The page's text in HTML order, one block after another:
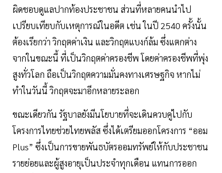
ผิดชอบดูแลปากท้องประชาชน ส่วนที่หลายคนนำไป
เปรียบเทียบกับเหตุการณ์ในอดีต เช่น ในปี 2540 ครั้งนั้น
ต้องเรียกว่า วิกฤตค่าเงิน และวิกฤตแบงก์ล้ม ซึ่งแตกต่าง
จากในขณะนี้ ที่เป็นวิกฤตค่าครองชีพ โดยค่าครองชีพที่พุ่ง
สูงทั่วโลก ถือเป็นวิกฤตความมั่นคงทางเศรษฐกิจ หากไม่
ทำในวันนี้ วิกฤตจะมาอีกหลายระลอก
ขณะเดียวกัน รัฐบาลยังมีนโยบายที่จะเดินควบคู่ไปกับ
โครงการไทยช่วยไทยพลัส ซึ่งได้เตรียมออกโครงการ “ออม
Plus” ซึ่งเป็นการขายพันธบัตรออมทรัพย์ให้กับประชาชน
รายย่อยและผู้สูงอายุเป็นประจำทุกเดือน แทนการออก